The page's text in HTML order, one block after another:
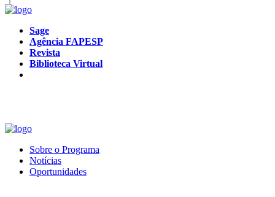
Sage
Agência FAPESP
Revista
Biblioteca Virtual
Sobre o Programa
Notícias
Oportunidades